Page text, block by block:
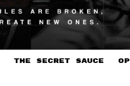
THE SECRET SAUCE​